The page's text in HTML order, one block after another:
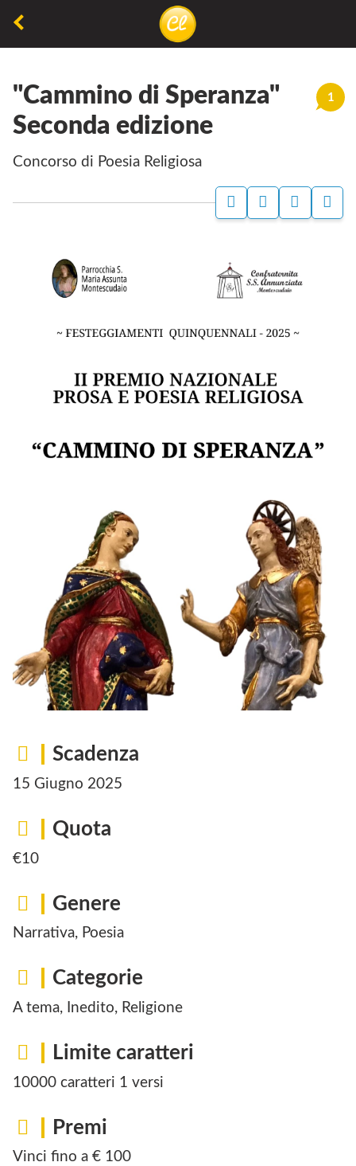
non
permette
camminare,
1
"Cammino di Speranza"
Seconda edizione
Concorso di Poesia Religiosa
Scadenza
15 Giugno 2025
Quota
€10
Genere
Narrativa, Poesia
Categorie
A tema, Inedito, Religione
Limite caratteri
10000 caratteri 1 versi
Premi
Vinci fino a € 100